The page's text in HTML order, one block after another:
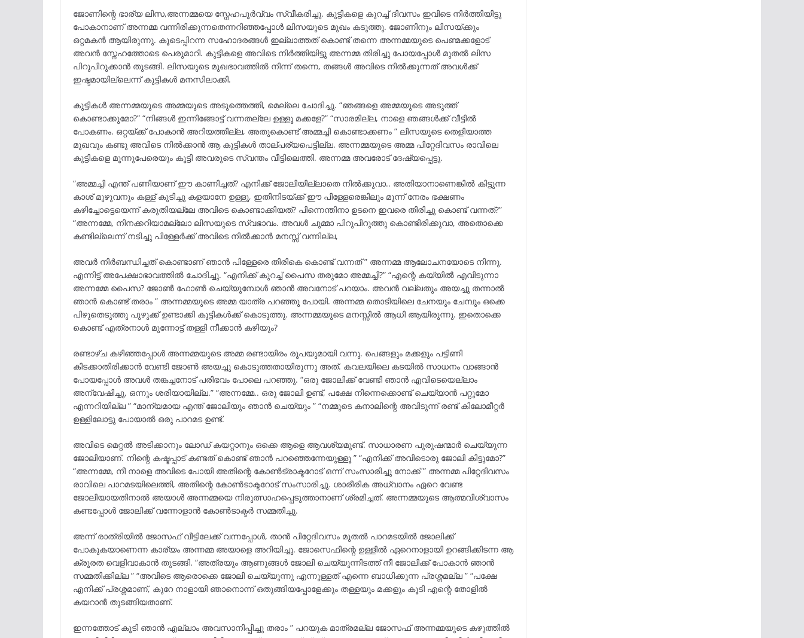
ജോണിന്റെ ഭാര്യ ലിസ,അന്നമ്മയെ സ്നേഹപൂർവ്വം സ്വീകരിച്ചു. കുട്ടികളെ കുറച്ച് ദിവസം ഇവിടെ നിർത്തിയിട്ടു
പോകാനാണ് അന്നമ്മ വന്നിരിക്കുന്നതെന്നറിഞ്ഞപ്പോൾ ലിസയുടെ മുഖം കടുത്തു. ജോണിനും ലിസയ്ക്കും
ഒറ്റമകൻ ആയിരുന്നു. കൂടെപ്പിറന്ന സഹോദരങ്ങൾ ഇല്ലാത്തത് കൊണ്ട് തന്നെ അന്നമ്മയുടെ പെണ്മക്കളോട്
അവൻ സ്നേഹത്തോടെ പെരുമാറി. കുട്ടികളെ അവിടെ നിർത്തിയിട്ടു അന്നമ്മ തിരിച്ചു പോയപ്പോൾ മുതൽ ലിസ
പിറുപിറുക്കാൻ തുടങ്ങി. ലിസയുടെ മുഖഭാവത്തിൽ നിന്ന് തന്നെ, തങ്ങൾ അവിടെ നിൽക്കുന്നത് അവൾക്ക്
ഇഷ്ടമായില്ലെന്ന് കുട്ടികൾ മനസിലാക്കി.
കുട്ടികൾ അന്നമ്മയുടെ അമ്മയുടെ അടുത്തെത്തി, മെല്ലെ ചോദിച്ചു. “ഞങ്ങളെ അമ്മയുടെ അടുത്ത്
കൊണ്ടാക്കുമോ?” “നിങ്ങൾ ഇന്നിങ്ങോട്ട് വന്നതല്ലേ ഉള്ളൂ മക്കളേ?” “സാരമില്ല, നാളെ ഞങ്ങൾക്ക് വീട്ടിൽ
പോകണം. ഒറ്റയ്ക്ക് പോകാൻ അറിയത്തില്ല, അതുകൊണ്ട് അമ്മച്ചി കൊണ്ടാക്കണം ” ലിസയുടെ തെളിയാത്ത
മുഖവും കണ്ടു അവിടെ നിൽക്കാൻ ആ കുട്ടികൾ താല്പര്യപെട്ടില്ല. അന്നമ്മയുടെ അമ്മ പിറ്റേദിവസം രാവിലെ
കുട്ടികളെ മൂന്നുപേരെയും കൂട്ടി അവരുടെ സ്വന്തം വീട്ടിലെത്തി. അന്നമ്മ അവരോട് ദേഷ്യപ്പെട്ടു.
“അമ്മച്ചി എന്ത് പണിയാണ് ഈ കാണിച്ചത്? എനിക്ക് ജോലിയില്ലാതെ നിൽക്കുവാ.. അതിയാനാണെങ്കിൽ കിട്ടുന്ന
കാശ് മുഴുവനും കള്ള് കുടിച്ചു കളയാനേ ഉള്ളൂ, ഇതിനിടയ്ക്ക് ഈ പിള്ളേരെങ്കിലും മൂന്ന് നേരം ഭക്ഷണം
കഴിച്ചോട്ടെയെന്ന് കരുതിയല്ലേ അവിടെ കൊണ്ടാക്കിയത്? പിന്നെന്തിനാ ഉടനെ ഇവരെ തിരിച്ചു കൊണ്ട് വന്നത്?”
“അന്നമ്മേ, നിനക്കറിയാമല്ലോ ലിസയുടെ സ്വഭാവം. അവൾ ചുമ്മാ പിറുപിറുത്തു കൊണ്ടിരിക്കുവാ, അതൊക്കെ
കണ്ടില്ലെന്ന് നടിച്ചു പിള്ളേർക്ക് അവിടെ നിൽക്കാൻ മനസ്സ് വന്നില്ല,
അവർ നിർബന്ധിച്ചത് കൊണ്ടാണ് ഞാൻ പിള്ളേരെ തിരികെ കൊണ്ട് വന്നത് ” അന്നമ്മ ആലോചനയോടെ നിന്നു.
എന്നിട്ട് അപേക്ഷാഭാവത്തിൽ ചോദിച്ചു. “എനിക്ക് കുറച്ച് പൈസ തരുമോ അമ്മച്ചി?” “എന്റെ കയ്യിൽ എവിടുന്നാ
അന്നമ്മേ പൈസ? ജോൺ ഫോൺ ചെയ്യുമ്പോൾ ഞാൻ അവനോട് പറയാം. അവൻ വല്ലതും അയച്ചു തന്നാൽ
ഞാൻ കൊണ്ട് തരാം ” അന്നമ്മയുടെ അമ്മ യാത്ര പറഞ്ഞു പോയി. അന്നമ്മ തൊടിയിലെ ചേനയും ചേമ്പും ഒക്കെ
പിഴുതെടുത്തു പുഴുക്ക് ഉണ്ടാക്കി കുട്ടികൾക്ക് കൊടുത്തു. അന്നമ്മയുടെ മനസ്സിൽ ആധി ആയിരുന്നു. ഇതൊക്കെ
കൊണ്ട് എത്രനാൾ മുന്നോട്ട് തള്ളി നീക്കാൻ കഴിയും?
രണ്ടാഴ്ച കഴിഞ്ഞപ്പോൾ അന്നമ്മയുടെ അമ്മ രണ്ടായിരം രൂപയുമായി വന്നു. പെങ്ങളും മക്കളും പട്ടിണി
കിടക്കാതിരിക്കാൻ വേണ്ടി ജോൺ അയച്ചു കൊടുത്തതായിരുന്നു അത്. കവലയിലെ കടയിൽ സാധനം വാങ്ങാൻ
പോയപ്പോൾ അവൾ തങ്കച്ചനോട് പരിഭവം പോലെ പറഞ്ഞു. “ഒരു ജോലിക്ക് വേണ്ടി ഞാൻ എവിടെയെല്ലാം
അന്വേഷിച്ചു, ഒന്നും ശരിയായില്ല.” “അന്നമ്മേ.. ഒരു ജോലി ഉണ്ട്, പക്ഷേ നിന്നെക്കൊണ്ട് ചെയ്യാൻ പറ്റുമോ
എന്നറിയില്ല ” “മാന്യമായ എന്ത് ജോലിയും ഞാൻ ചെയ്യും ” “നമ്മുടെ കനാലിന്റെ അവിടുന്ന് രണ്ട് കിലോമീറ്റർ
ഉള്ളിലോട്ടു പോയാൽ ഒരു പാറമട ഉണ്ട്.
അവിടെ മെറ്റൽ അടിക്കാനും ലോഡ് കയറ്റാനും ഒക്കെ ആളെ ആവശ്യമുണ്ട്. സാധാരണ പുരുഷന്മാർ ചെയ്യുന്ന
ജോലിയാണ്. നിന്റെ കഷ്ടപ്പാട് കണ്ടത് കൊണ്ട് ഞാൻ പറഞ്ഞെന്നേയുള്ളൂ ” “എനിക്ക് അവിടൊരു ജോലി കിട്ടുമോ?”
“അന്നമ്മേ, നീ നാളെ അവിടെ പോയി അതിന്റെ കോൺട്രാക്ടറോട് ഒന്ന് സംസാരിച്ചു നോക്ക് ” അന്നമ്മ പിറ്റേദിവസം
രാവിലെ പാറമടയിലെത്തി, അതിന്റെ കോൺടാക്ടറോട് സംസാരിച്ചു. ശാരീരിക അധ്വാനം ഏറെ വേണ്ട
ജോലിയായതിനാൽ അയാൾ അന്നമ്മയെ നിരുത്സാഹപ്പെടുത്താനാണ് ശ്രമിച്ചത്. അന്നമ്മയുടെ ആത്മവിശ്വാസം
കണ്ടപ്പോൾ ജോലിക്ക് വന്നോളാൻ കോൺടാക്ടർ സമ്മതിച്ചു.
അന്ന് രാത്രിയിൽ ജോസഫ് വീട്ടിലേക്ക് വന്നപ്പോൾ, താൻ പിറ്റേദിവസം മുതൽ പാറമടയിൽ ജോലിക്ക്
പോകുകയാണെന്ന കാര്യം അന്നമ്മ അയാളെ അറിയിച്ചു. ജോസെഫിന്റെ ഉള്ളിൽ ഏറെനാളായി ഉറങ്ങിക്കിടന്ന ആ
ക്രൂരത വെളിവാകാൻ തുടങ്ങി. “അത്രയും ആണുങ്ങൾ ജോലി ചെയ്യുന്നിടത്ത്‌ നീ ജോലിക്ക് പോകാൻ ഞാൻ
സമ്മതിക്കില്ല ” “അവിടെ ആരൊക്കെ ജോലി ചെയ്യുന്നു എന്നുള്ളത് എന്നെ ബാധിക്കുന്ന പ്രശ്നമല്ല ” “പക്ഷേ
എനിക്ക് പ്രശ്നമാണ്, കുറേ നാളായി ഞാനൊന്ന് ഒതുങ്ങിയപ്പോളേക്കും തള്ളയും മക്കളും കൂടി എന്റെ തോളിൽ
കയറാൻ തുടങ്ങിയതാണ്.
ഇന്നത്തോട് കൂടി ഞാൻ എല്ലാം അവസാനിപ്പിച്ചു തരാം ” പറയുക മാത്രമല്ല ജോസഫ് അന്നമ്മയുടെ കഴുത്തിൽ